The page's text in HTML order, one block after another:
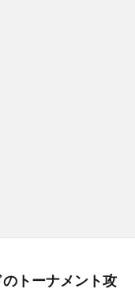
のトーナメント攻